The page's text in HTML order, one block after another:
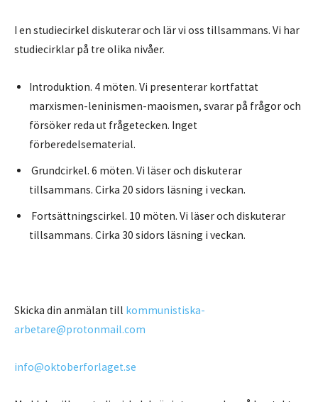
I en studiecirkel diskuterar och lär vi oss tillsammans. Vi har
studiecirklar på tre olika nivåer.
Introduktion. 4 möten. Vi presenterar kortfattat
marxismen-leninismen-maoismen, svarar på frågor och
försöker reda ut frågetecken. Inget
förberedelsematerial.
Grundcirkel. 6 möten. Vi läser och diskuterar
tillsammans. Cirka 20 sidors läsning i veckan.
Fortsättningscirkel. 10 möten. Vi läser och diskuterar
tillsammans. Cirka 30 sidors läsning i veckan.
Skicka din anmälan till kommunistiska-
arbetare@protonmail.com
info@oktoberforlaget.se